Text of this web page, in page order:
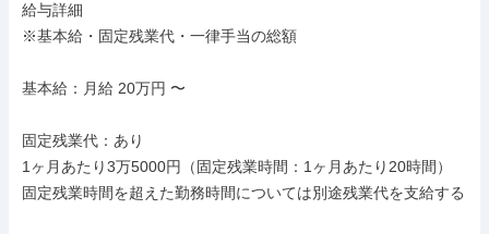
給与詳細
※基本給・固定残業代・一律手当の総額
基本給：月給 20万円 〜
固定残業代：あり
1ヶ月あたり3万5000円（固定残業時間：1ヶ月あたり20時間）
固定残業時間を超えた勤務時間については別途残業代を支給する